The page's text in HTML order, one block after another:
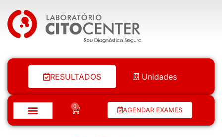
Laboratório Citocenter
RESULTADOS Unidades
0 AGENDAR EXAMES